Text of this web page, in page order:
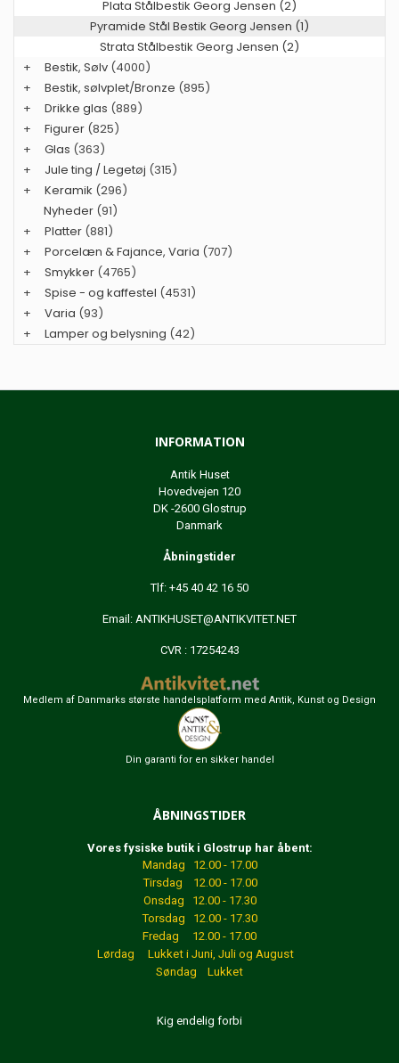
Plata Stålbestik Georg Jensen (2)
Pyramide Stål Bestik Georg Jensen (1)
Strata Stålbestik Georg Jensen (2)
+
Bestik, Sølv (4000)
+
Bestik, sølvplet/Bronze (895)
+
Drikke glas (889)
+
Figurer (825)
+
Glas (363)
+
Jule ting / Legetøj (315)
+
Keramik (296)
Nyheder (91)
+
Platter (881)
+
Porcelæn & Fajance, Varia (707)
+
Smykker (4765)
+
Spise - og kaffestel (4531)
+
Varia (93)
+
Lamper og belysning (42)
INFORMATION
Antik Huset
Hovedvejen 120
DK -2600 Glostrup
Danmark
Åbningstider
Tlf: +45 40 42 16 50
Email: ANTIKHUSET@ANTIKVITET.NET
CVR : 17254243
Medlem af Danmarks største handelsplatform med Antik, Kunst og Design
Din garanti for en sikker handel
ÅBNINGSTIDER
Vores fysiske butik i Glostrup har åbent:
Mandag 12.00 - 17.00
Tirsdag 12.00 - 17.00
Onsdag 12.00 - 17.30
Torsdag 12.00 - 17.30
Fredag 12.00 - 17.00
Lørdag Lukket i Juni, Juli og August
Søndag Lukket
Kig endelig forbi